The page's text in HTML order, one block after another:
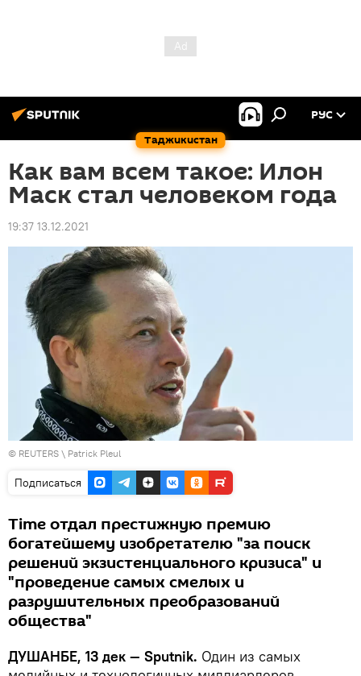
Таджикистан
РУС
Как вам всем такое: Илон
Маск стал человеком года
19:37 13.12.2021
© REUTERS \ Patrick Pleul
Подписаться
Time отдал престижную премию
богатейшему изобретателю "за поиск
решений экзистенциального кризиса" и
"проведение самых смелых и
разрушительных преобразований
общества"
ДУШАНБЕ, 13 дек — Sputnik. Один из самых